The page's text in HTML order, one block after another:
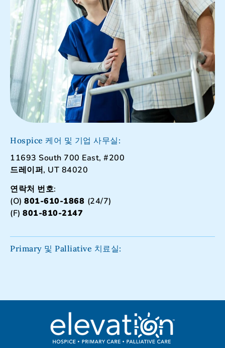
Hospice 케어 및 기업 사무실:
11693 South 700 East, #200
드레이퍼, UT 84020
연락처 번호:
(O) 801-610-1868 (24/7)
(F) 801-810-2147
Primary 및 Palliative 치료실: